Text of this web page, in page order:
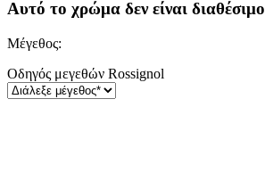
Αυτό το χρώμα δεν είναι διαθέσιμο
Μέγεθος:
Οδηγός μεγεθών Rossignol